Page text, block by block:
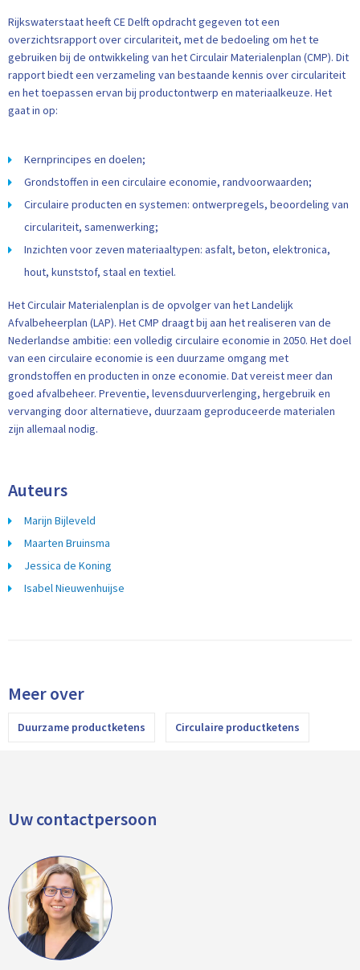
Rijkswaterstaat heeft CE Delft opdracht gegeven tot een
overzichtsrapport over circulariteit, met de bedoeling om het te
gebruiken bij de ontwikkeling van het Circulair Materialenplan (CMP). Dit
rapport biedt een verzameling van bestaande kennis over circulariteit
en het toepassen ervan bij productontwerp en materiaalkeuze. Het
gaat in op:
Kernprincipes en doelen;
Grondstoffen in een circulaire economie, randvoorwaarden;
Circulaire producten en systemen: ontwerpregels, beoordeling van
circulariteit, samenwerking;
Inzichten voor zeven materiaaltypen: asfalt, beton, elektronica,
hout, kunststof, staal en textiel.
Het Circulair Materialenplan is de opvolger van het Landelijk
Afvalbeheerplan (LAP). Het CMP draagt bij aan het realiseren van de
Nederlandse ambitie: een volledig circulaire economie in 2050. Het doel
van een circulaire economie is een duurzame omgang met
grondstoffen en producten in onze economie. Dat vereist meer dan
goed afvalbeheer. Preventie, levensduurverlenging, hergebruik en
vervanging door alternatieve, duurzaam geproduceerde materialen
zijn allemaal nodig.
Auteurs
Marijn Bijleveld
Maarten Bruinsma
Jessica de Koning
Isabel Nieuwenhuijse
Meer over
Duurzame productketens Circulaire productketens
Uw contactpersoon